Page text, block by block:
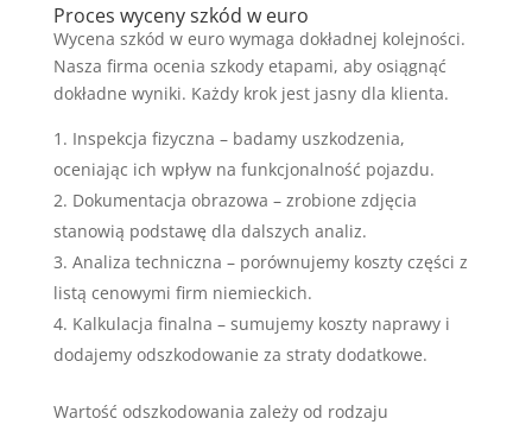
Proces wyceny szkód w euro
Wycena szkód w euro wymaga dokładnej kolejności.
Nasza firma ocenia szkody etapami, aby osiągnąć
dokładne wyniki. Każdy krok jest jasny dla klienta.
Inspekcja fizyczna – badamy uszkodzenia,
oceniając ich wpływ na funkcjonalność pojazdu.
Dokumentacja obrazowa – zrobione zdjęcia
stanowią podstawę dla dalszych analiz.
Analiza techniczna – porównujemy koszty części z
listą cenowymi firm niemieckich.
Kalkulacja finalna – sumujemy koszty naprawy i
dodajemy odszkodowanie za straty dodatkowe.
Wartość odszkodowania zależy od rodzaju